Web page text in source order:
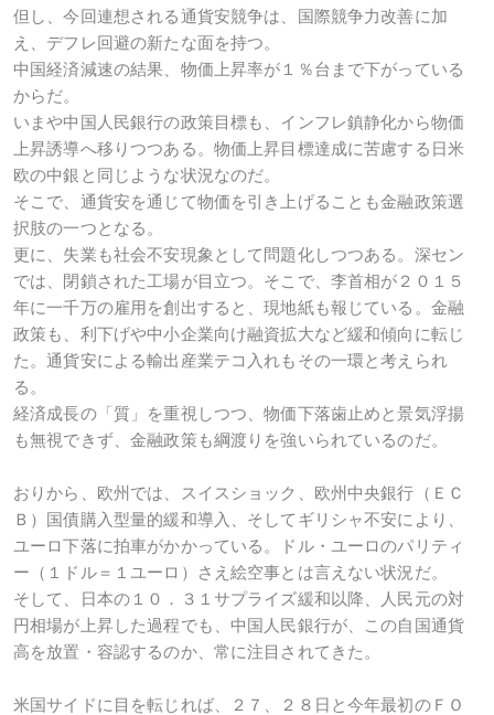
但し、今回連想される通貨安競争は、国際競争力改善に加
え、デフレ回避の新たな面を持つ。
中国経済減速の結果、物価上昇率が１％台まで下がっている
からだ。
いまや中国人民銀行の政策目標も、インフレ鎮静化から物価
上昇誘導へ移りつつある。物価上昇目標達成に苦慮する日米
欧の中銀と同じような状況なのだ。
そこで、通貨安を通じて物価を引き上げることも金融政策選
択肢の一つとなる。
更に、失業も社会不安現象として問題化しつつある。深セン
では、閉鎖された工場が目立つ。そこで、李首相が２０１５
年に一千万の雇用を創出すると、現地紙も報じている。金融
政策も、利下げや中小企業向け融資拡大など緩和傾向に転じ
た。通貨安による輸出産業テコ入れもその一環と考えられ
る。
経済成長の「質」を重視しつつ、物価下落歯止めと景気浮揚
も無視できず、金融政策も綱渡りを強いられているのだ。
おりから、欧州では、スイスショック、欧州中央銀行（ＥＣ
Ｂ）国債購入型量的緩和導入、そしてギリシャ不安により、
ユーロ下落に拍車がかかっている。ドル・ユーロのパリティ
ー（１ドル＝１ユーロ）さえ絵空事とは言えない状況だ。
そして、日本の１０．３１サプライズ緩和以降、人民元の対
円相場が上昇した過程でも、中国人民銀行が、この自国通貨
高を放置・容認するのか、常に注目されてきた。
米国サイドに目を転じれば、２７、２８日と今年最初のＦＯ